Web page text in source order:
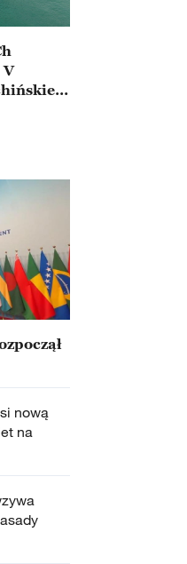
V
nową
na